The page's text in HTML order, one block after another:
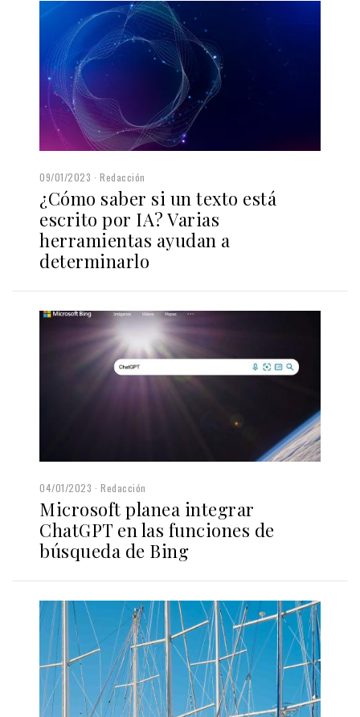
09/01/2023 Redacción
¿Cómo saber si un texto está
escrito por IA? Varias
herramientas ayudan a
determinarlo
04/01/2023 Redacción
Microsoft planea integrar
ChatGPT en las funciones de
búsqueda de Bing